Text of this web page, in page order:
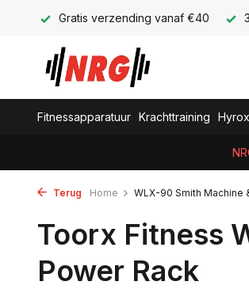
Gratis verzending vanaf €40
Fitnessapparatuur Krachttraining Hyrox
Terug Home WLX-90 Smith Machine
Toorx Fitness
Power Rack